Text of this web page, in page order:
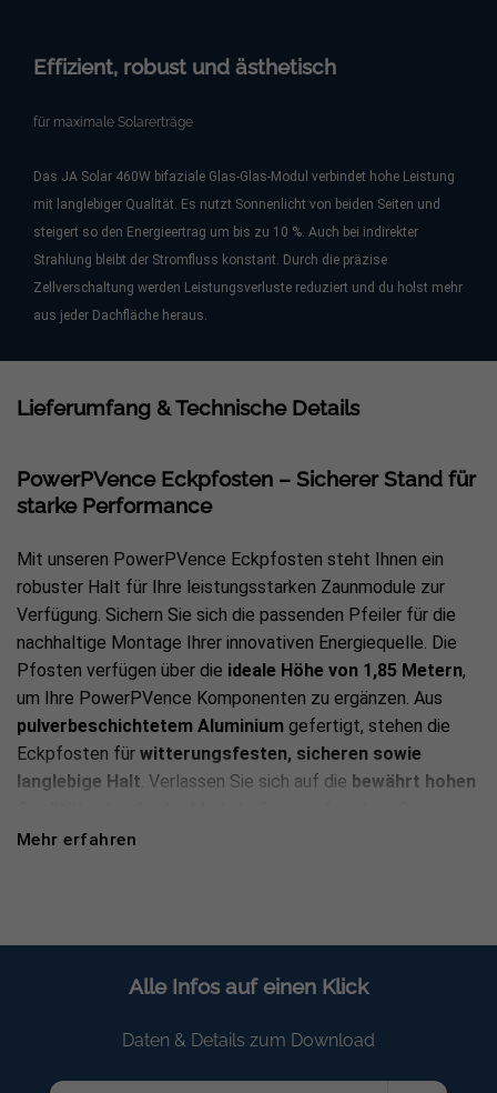
Effizient, robust und ästhetisch
für maximale Solarerträge
Das JA Solar 460W bifaziale Glas-Glas-Modul verbindet hohe Leistung
mit langlebiger Qualität. Es nutzt Sonnenlicht von beiden Seiten und
steigert so den Energieertrag um bis zu 10 %. Auch bei indirekter
Strahlung bleibt der Stromfluss konstant. Durch die präzise
Zellverschaltung werden Leistungsverluste reduziert und du holst mehr
aus jeder Dachfläche heraus.
Lieferumfang & Technische Details
PowerPVence Eckpfosten – Sicherer Stand für
starke Performance
Mit unseren PowerPVence Eckpfosten steht Ihnen ein
robuster Halt für Ihre leistungsstarken Zaunmodule zur
Verfügung. Sichern Sie sich die passenden Pfeiler für die
nachhaltige Montage Ihrer innovativen Energiequelle. Die
Pfosten verfügen über die ideale Höhe von 1,85 Metern,
um Ihre PowerPVence Komponenten zu ergänzen. Aus
pulverbeschichtetem Aluminium gefertigt, stehen die
Eckpfosten für witterungsfesten, sicheren sowie
langlebige Halt . Verlassen Sie sich auf die bewährt hohen
langfristig Freude sowie eine überzeugend hohe
benötigten Schrauben bereits im Lieferumfang enthalten
Entscheiden Sie sich für die Inbetriebnahme unserer
Mehr erfahren
Alle Infos auf einen Klick
Daten & Details zum Download